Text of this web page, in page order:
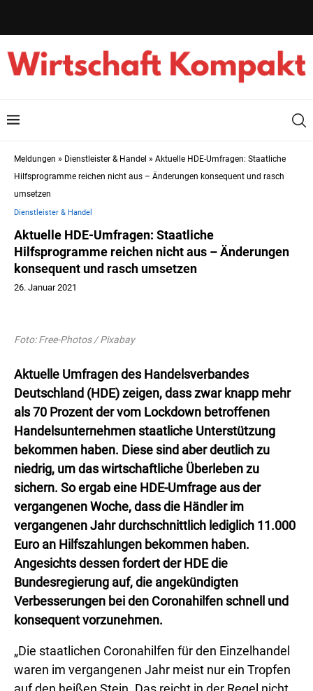
Meldungen » Dienstleister & Handel » Aktuelle HDE-Umfragen: Staatliche
Hilfsprogramme reichen nicht aus – Änderungen konsequent und rasch
umsetzen
Dienstleister & Handel
Aktuelle HDE-Umfragen: Staatliche
Hilfsprogramme reichen nicht aus – Änderungen
konsequent und rasch umsetzen
26. Januar 2021
Foto: Free-Photos / Pixabay
Aktuelle Umfragen des Handelsverbandes
Deutschland (HDE) zeigen, dass zwar knapp mehr
als 70 Prozent der vom Lockdown betroffenen
Handelsunternehmen staatliche Unterstützung
bekommen haben. Diese sind aber deutlich zu
niedrig, um das wirtschaftliche Überleben zu
sichern. So ergab eine HDE-Umfrage aus der
vergangenen Woche, dass die Händler im
vergangenen Jahr durchschnittlich lediglich 11.000
Euro an Hilfszahlungen bekommen haben.
Angesichts dessen fordert der HDE die
Bundesregierung auf, die angekündigten
Verbesserungen bei den Coronahilfen schnell und
konsequent vorzunehmen.
„Die staatlichen Coronahilfen für den Einzelhandel
waren im vergangenen Jahr meist nur ein Tropfen